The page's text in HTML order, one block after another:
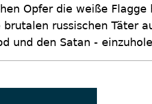
Opfer die weiße Flagge
russischen Täter
und den Satan -